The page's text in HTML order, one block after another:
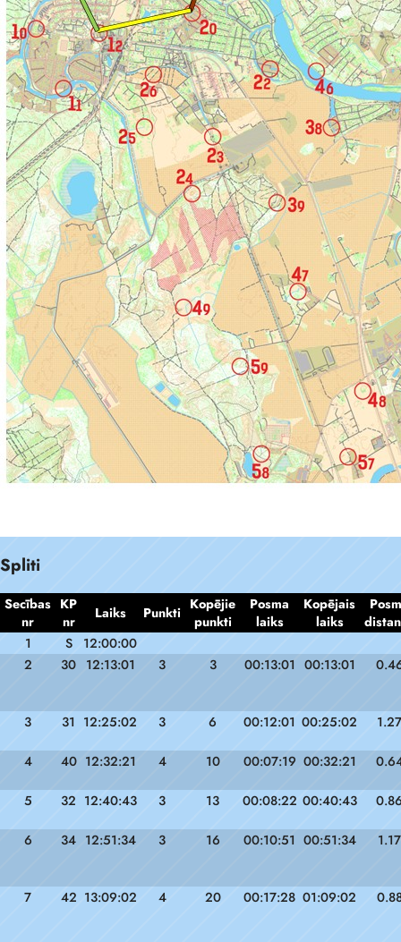
Spliti
Secības
nr
KP
nr
Laiks Punkti Kopējie
punkti
Posma
laiks
Kopējais
laiks
1
S
12:00:00
2
30 12:13:01 3 3 00:13:01 00:13:01
3 31 12:25:02 3 6 00:12:01 00:25:02 1.27
4 40 12:32:21 4 10 00:07:19 00:32:21
5 32 12:40:43 3 13 00:08:22 00:40:43
6 34 12:51:34 3 16 00:10:51 00:51:34 1.17
7 42 13:09:02 4 20 00:17:28 01:09:02